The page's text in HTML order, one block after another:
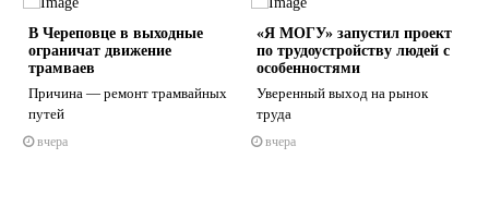
В Череповце в выходные
ограничат движение
трамваев
Причина — ремонт трамвайных
путей
вчера
«Я МОГУ» запустил проект
по трудоустройству людей с
особенностями
Уверенный выход на рынок
труда
вчера